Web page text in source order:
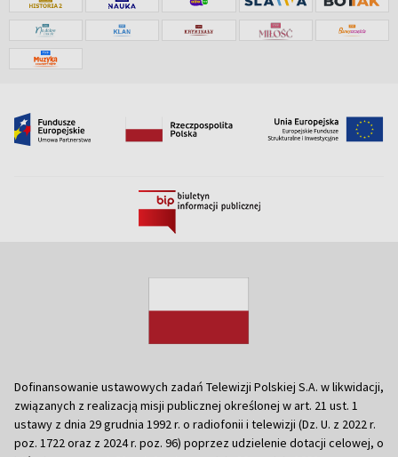
Dofinansowanie ustawowych zadań Telewizji Polskiej S.A. w likwidacji,
związanych z realizacją misji publicznej określonej w art. 21 ust. 1
ustawy z dnia 29 grudnia 1992 r. o radiofonii i telewizji (Dz. U. z 2022 r.
poz. 1722 oraz z 2024 r. poz. 96) poprzez udzielenie dotacji celowej, o